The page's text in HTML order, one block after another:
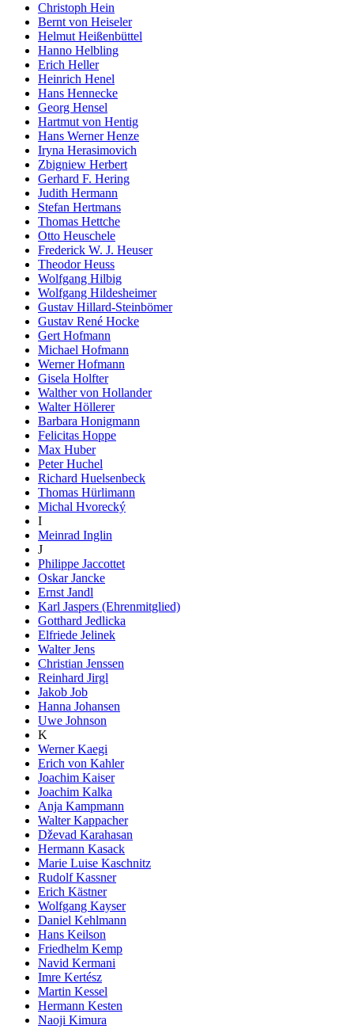
Christoph Hein
Bernt von Heiseler
Helmut Heißenbüttel
Hanno Helbling
Erich Heller
Heinrich Henel
Hans Hennecke
Georg Hensel
Hartmut von Hentig
Hans Werner Henze
Iryna Herasimovich
Zbigniew Herbert
Gerhard F. Hering
Judith Hermann
Stefan Hertmans
Thomas Hettche
Otto Heuschele
Frederick W. J. Heuser
Theodor Heuss
Wolfgang Hilbig
Wolfgang Hildesheimer
Gustav Hillard-Steinbömer
Gustav René Hocke
Gert Hofmann
Michael Hofmann
Werner Hofmann
Gisela Holfter
Walther von Hollander
Walter Höllerer
Barbara Honigmann
Felicitas Hoppe
Max Huber
Peter Huchel
Richard Huelsenbeck
Thomas Hürlimann
Michal Hvorecký
I
Meinrad Inglin
J
Philippe Jaccottet
Oskar Jancke
Ernst Jandl
Karl Jaspers (Ehrenmitglied)
Gotthard Jedlicka
Elfriede Jelinek
Walter Jens
Christian Jenssen
Reinhard Jirgl
Jakob Job
Hanna Johansen
Uwe Johnson
K
Werner Kaegi
Erich von Kahler
Joachim Kaiser
Joachim Kalka
Anja Kampmann
Walter Kappacher
Dževad Karahasan
Hermann Kasack
Marie Luise Kaschnitz
Rudolf Kassner
Erich Kästner
Wolfgang Kayser
Daniel Kehlmann
Hans Keilson
Friedhelm Kemp
Navid Kermani
Imre Kertész
Martin Kessel
Hermann Kesten
Naoji Kimura